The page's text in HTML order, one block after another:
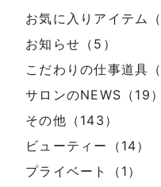
お気に入りアイテム（
お知らせ（5）
こだわりの仕事道具（
サロンのNEWS（19）
その他（143）
ビューティー（14）
プライベート（1）